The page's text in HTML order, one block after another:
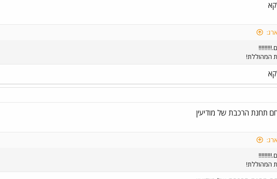
המהוללת!
תחנת הרכבת של מודיעין
המהוללת!